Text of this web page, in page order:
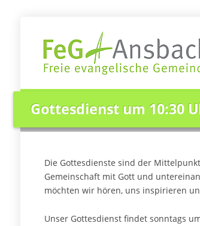
Über uns Regelmäßiges
Gottesdienst um 10:30
Die Gottesdienste sind der
Gemeinschaft mit Gott und
möchten wir hören, uns inspirieren
Unser Gottesdienst findet sonntags